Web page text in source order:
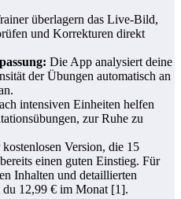
überlagern das Live-Bild,
und Korrekturen direkt
Die App analysiert deine
der Übungen automatisch an
intensiven Einheiten helfen
zur Ruhe zu
Version, die 15
einen guten Einstieg. Für
Inhalten und detaillierten
du 12,99 € im Monat [1].